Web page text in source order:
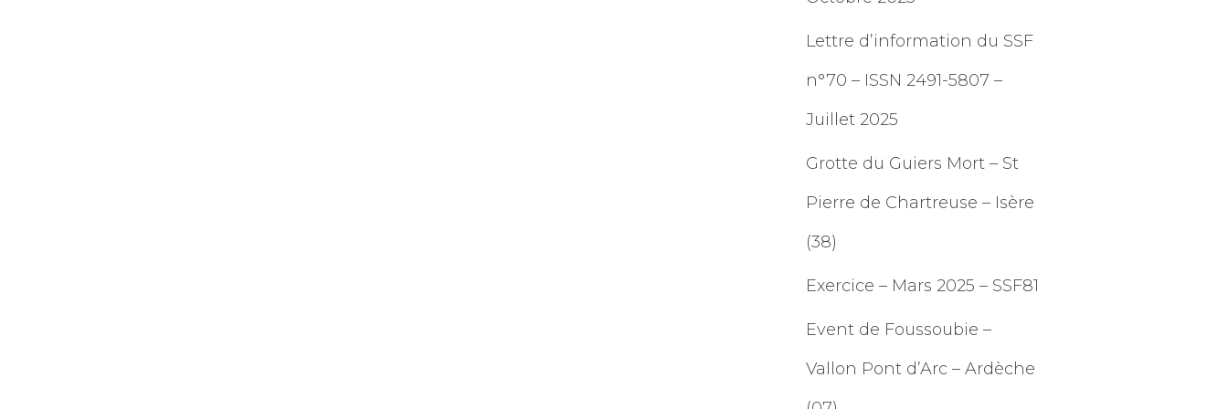
Lettre d’information du SSF
n°70 – ISSN 2491-5807 –
Juillet 2025
Grotte du Guiers Mort – St
Pierre de Chartreuse – Isère
(38)
Exercice – Mars 2025 – SSF81
Event de Foussoubie –
Vallon Pont d’Arc – Ardèche